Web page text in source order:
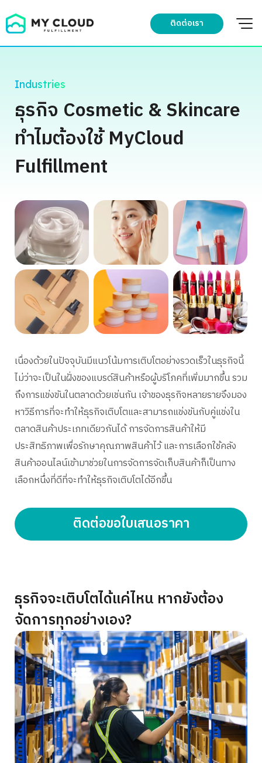
to
ติดต่อเรา
Industries
ธุรกิจ Cosmetic & Skincare
ทำไมต้องใช้ MyCloud
Fulfillment
เนื่องด้วยในปัจจุบันมีแนวโน้มการเติบโตอย่างรวดเร็วในธุรกิจนี้
ไม่ว่าจะเป็นในฝั่งของแบรด์สินค้าหรือผู้บริโภคที่เพิ่มมากขึ้น รวม
ถึงการแข่งขันในตลาดด้วยเช่นกัน เจ้าของธุรกิจหลายรายจึงมอง
หาวิธีการที่จะทำให้ธุรกิจเติบโตและสามารถแข่งขันกับคู่แข่งใน
ตลาดสินค้าประเภทเดียวกันได้ การจัดการสินค้าให้มี
ประสิทธิภาพเพื่อรักษาคุณภาพสินค้าไว้ และการเลือกใช้คลัง
สินค้าออนไลน์เข้ามาช่วยในการจัดการจัดเก็บสินค้าก็เป็นทาง
เลือกหนึ่งที่ดีที่จะทำให้ธุรกิจเติบโตได้อีกขึ้น
ติดต่อขอใบเสนอราคา
ธุรกิจจะเติบโตได้แค่ไหน หากยังต้อง
จัดการทุกอย่างเอง?